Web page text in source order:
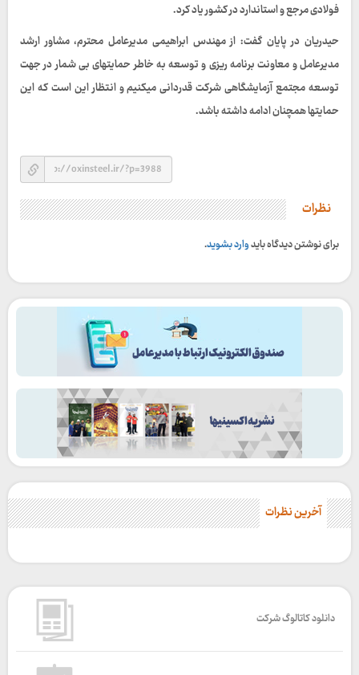
فولادی مرجع و استاندارد در کشور یاد کرد.
حیدریان در پایان گفت: از مهندس ابراهیمی مدیرعامل محترم، مشاور ارشد
مدیرعامل و معاونت برنامه ریزی و توسعه به خاطر حمایتهای بی شمار در جهت
توسعه مجتمع آزمایشگاهی شركت قدردانی میکنیم و انتظار این است که این
حمایتها همچنان ادامه داشته باشد.
نظرات
برای نوشتن دیدگاه بایدوارد بشوید.
آخرین نظرات
دانلود کاتالوگ شرکت